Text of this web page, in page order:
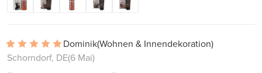
Dominik(Wohnen & Innendekoration)
Schorndorf, DE(6 Mai)